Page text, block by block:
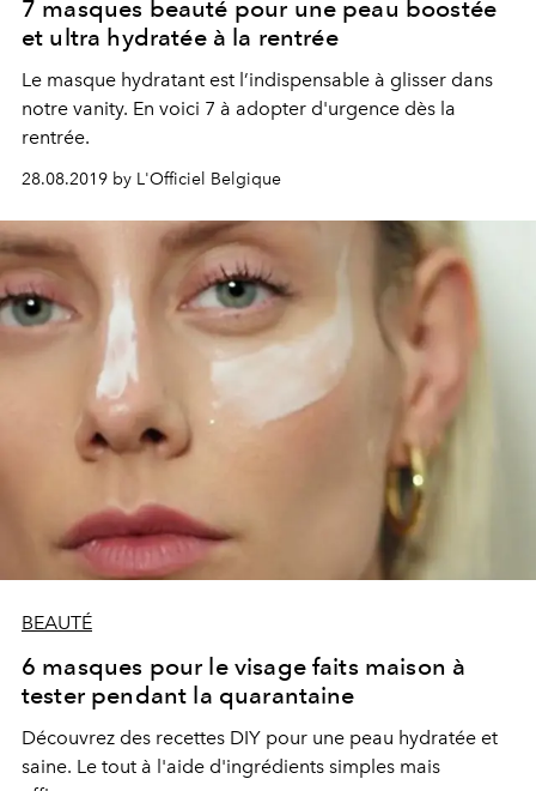
7 masques beauté pour une peau boostée
et ultra hydratée à la rentrée
Le masque hydratant est l’indispensable à glisser dans
notre vanity. En voici 7 à adopter d'urgence dès la
rentrée.
28.08.2019 by L'Officiel Belgique
BEAUTÉ
6 masques pour le visage faits maison à
tester pendant la quarantaine
Découvrez des recettes DIY pour une peau hydratée et
saine. Le tout à l'aide d'ingrédients simples mais